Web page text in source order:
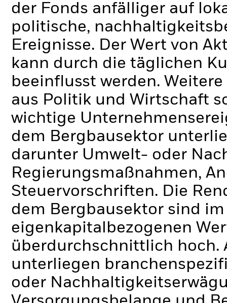
der Fonds anfälliger auf
politische,
Ereignisse. Der Wert von
kann durch die täglichen
beeinflusst werden.
aus Politik und Wirtschaft
wichtige
dem Bergbausektor
darunter Umwelt- oder
Regierungsmaßnahmen,
Steuervorschriften. Die
dem Bergbausektor sind
eigenkapitalbezogenen
überdurchschnittlich hoch.
unterliegen
oder